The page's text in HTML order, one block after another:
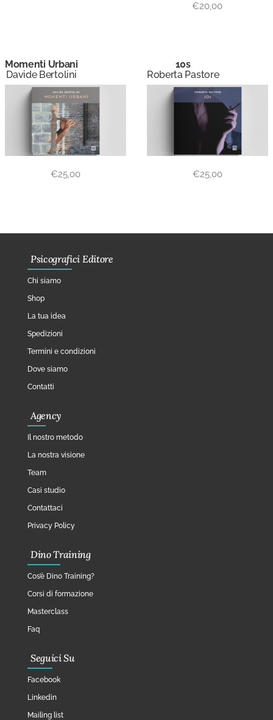
€20,00
Momenti Urbani
Davide Bertolini
€25,00
10s
Roberta Pastore
€25,00
Psicografici Editore
Chi siamo
Shop
La tua idea
Spedizioni
Termini e condizioni
Dove siamo
Contatti
Agency
Il nostro metodo
La nostra visione
Team
Casi studio
Contattaci
Privacy Policy
Dino Training
Cos’è Dino Training?
Corsi di formazione
Masterclass
Faq
Seguici Su
Facebook
Linkedin
Mailing list